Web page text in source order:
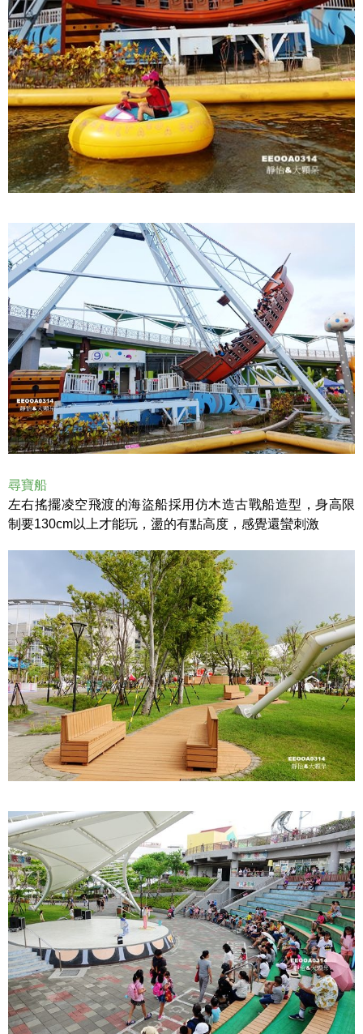
尋寶船
左右搖擺凌空飛渡的海盜船採用仿木造古戰船造型，身高限
制要130cm以上才能玩，盪的有點高度，感覺還蠻刺激